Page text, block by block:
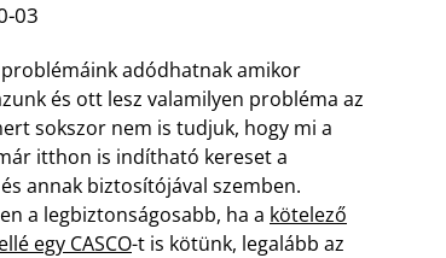
03
adódhatnak amikor
és ott lesz valamilyen probléma az
sokszor nem is tudjuk, hogy mi a
itthon is indítható kereset a
annak biztosítójával szemben.
a legbiztonságosabb, ha a kötelező
egy CASCO-t is kötünk, legalább az